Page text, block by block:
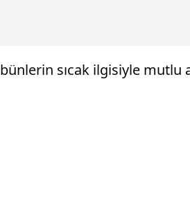
sıcak ilgisiyle mutlu